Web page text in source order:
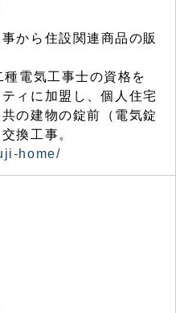
から住設関連商品の販
電気工事士の資格を
ィに加盟し、個人住宅
の建物の錠前（電気錠
換工事。
home/